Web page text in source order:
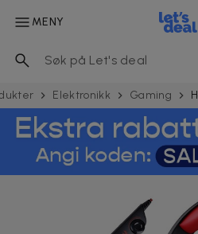
MENY
Elektronikk Gaming